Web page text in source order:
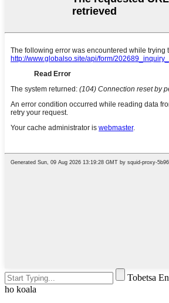
Tobetsa
ho koala